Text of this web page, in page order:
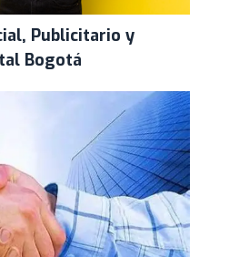
Publicitario y
Bogotá